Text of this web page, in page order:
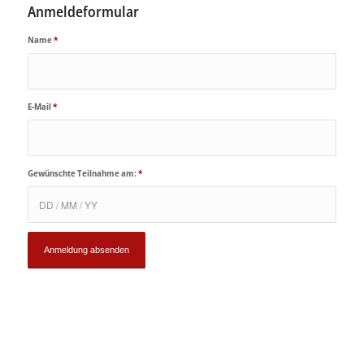
Anmeldeformular
Name*
E-Mail*
Gewünschte Teilnahme am:*